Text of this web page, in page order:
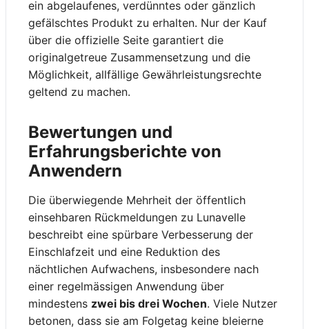
ein abgelaufenes, verdünntes oder gänzlich
gefälschtes Produkt zu erhalten. Nur der Kauf
über die offizielle Seite garantiert die
originalgetreue Zusammensetzung und die
Möglichkeit, allfällige Gewährleistungsrechte
geltend zu machen.
Bewertungen und
Erfahrungsberichte von
Anwendern
Die überwiegende Mehrheit der öffentlich
einsehbaren Rückmeldungen zu Lunavelle
beschreibt eine spürbare Verbesserung der
Einschlafzeit und eine Reduktion des
nächtlichen Aufwachens, insbesondere nach
einer regelmässigen Anwendung über
mindestens zwei bis drei Wochen. Viele Nutzer
betonen, dass sie am Folgetag keine bleierne